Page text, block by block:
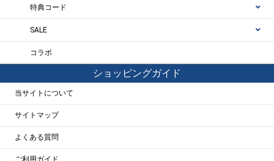
特典コード
SALE
コラボ
ショッピングガイド
当サイトについて
サイトマップ
よくある質問